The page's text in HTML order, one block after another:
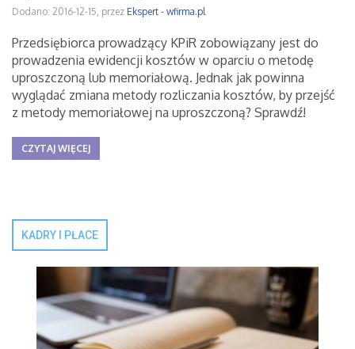
Dodano: 2016-12-15, przez Ekspert - wfirma.pl
Przedsiębiorca prowadzący KPiR zobowiązany jest do
prowadzenia ewidencji kosztów w oparciu o metodę
uproszczoną lub memoriałową. Jednak jak powinna
wyglądać zmiana metody rozliczania kosztów, by przejść
z metody memoriałowej na uproszczoną? Sprawdź!
CZYTAJ WIĘCEJ
KADRY I PŁACE